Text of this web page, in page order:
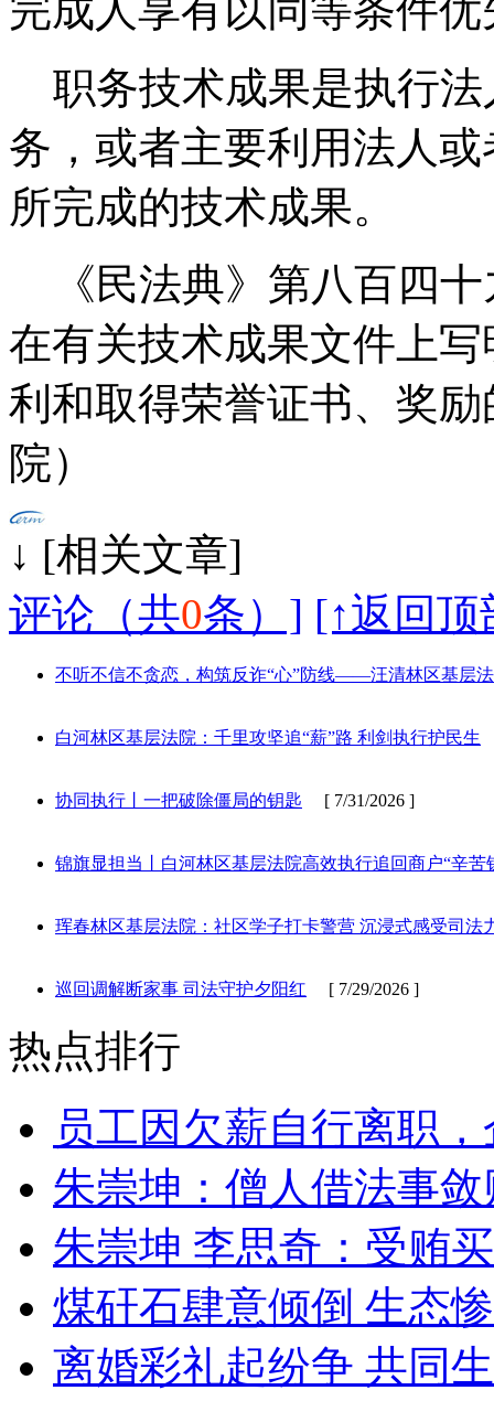
完成人享有以同等条件
职务技术成果是执行法
务，或者主要利用法人
所完成的技术成果。
《民法典》第八百四十
在有关技术成果文件上
利和取得荣誉证书、奖
院）
↓ [相
评论（共0条）] [↑返回顶
不听不信不贪恋，构筑反诈“心”防线——汪清林区基层
白河林区基层法院：千里攻坚追“薪”路 利剑执行护民生
协同执行丨一把破除僵局的钥匙 [ 7/31/2026 ]
锦旗显担当丨白河林区基层法院高效执行追回商户“辛苦
珲春林区基层法院：社区学子打卡警营 沉浸式感受司法
巡回调解断家事 司法守护夕阳红 [ 7/29/2026 ]
热点排行
员工因欠薪自行离职
朱崇坤：僧人借法事
朱崇坤 李思奇：受贿
煤矸石肆意倾倒 生态
离婚彩礼起纷争 共同